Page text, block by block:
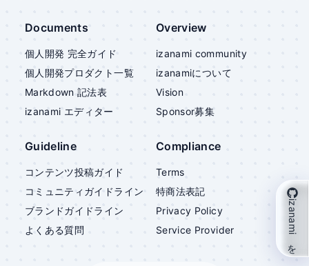
Documents
個人開発 完全ガイド
個人開発プロダクト一覧
Markdown 記法表
izanami エディター
Overview
izanami community
izanamiについて
Vision
Sponsor募集
Guideline
コンテンツ投稿ガイド
コミュニティガイドライン
ブランドガイドライン
よくある質問
Compliance
Terms
特商法表記
Privacy Policy
Service Provider
izanami を支援